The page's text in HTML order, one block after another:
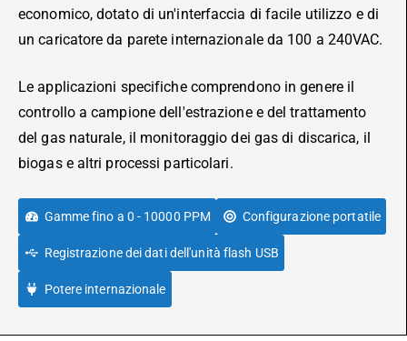
economico, dotato di un'interfaccia di facile utilizzo e di
un caricatore da parete internazionale da 100 a 240VAC.
Le applicazioni specifiche comprendono in genere il
controllo a campione dell'estrazione e del trattamento
del gas naturale, il monitoraggio dei gas di discarica, il
biogas e altri processi particolari.
Gamme fino a 0 - 10000 PPM Configurazione portatile
Registrazione dei dati dell'unità flash USB
Potere internazionale